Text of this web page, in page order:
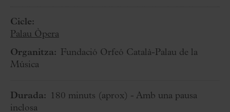
Cicle:
Palau Òpera
Organitza: Fundació Orfeó Català-Palau de la
Música
Durada: 180 minuts (aprox) - Amb una pausa
inclosa